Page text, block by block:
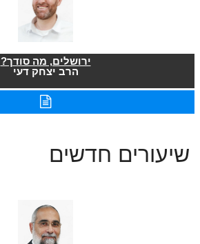
ירושלים, מה סודך?
הרב יצחק דעי
שיעורים חדשים